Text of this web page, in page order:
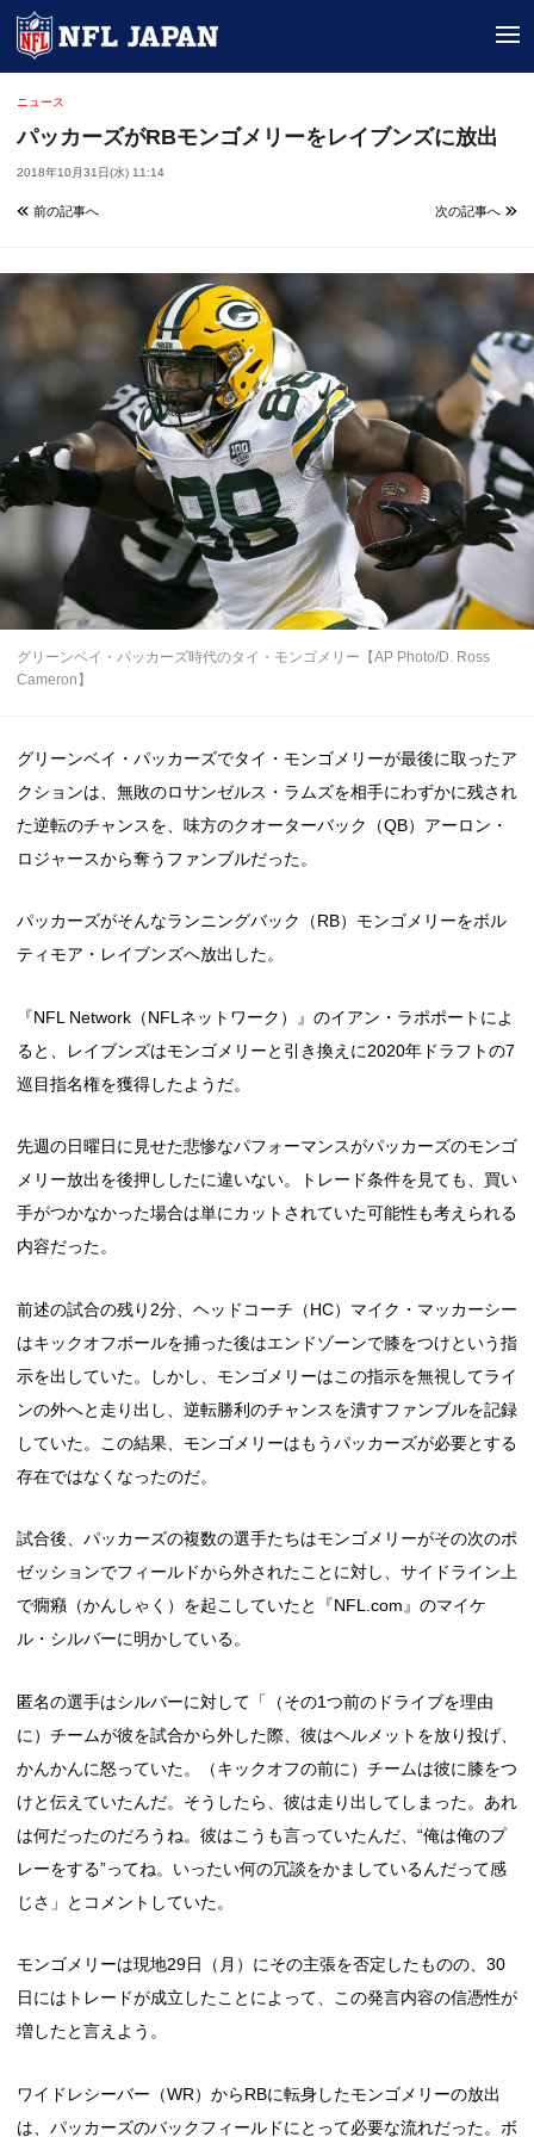
ニュース
パッカーズがRBモンゴメリーをレイブンズに放出
2018年10月31日(水) 11:14
前の記事へ 次の記事へ
グリーンベイ・パッカーズ時代のタイ・モンゴメリー【AP Photo/D. Ross
Cameron】
グリーンベイ・パッカーズでタイ・モンゴメリーが最後に取ったア
クションは、無敗のロサンゼルス・ラムズを相手にわずかに残され
た逆転のチャンスを、味方のクオーターバック（QB）アーロン・
ロジャースから奪うファンブルだった。
パッカーズがそんなランニングバック（RB）モンゴメリーをボル
ティモア・レイブンズへ放出した。
『NFL Network（NFLネットワーク）』のイアン・ラポポートによ
ると、レイブンズはモンゴメリーと引き換えに2020年ドラフトの7
巡目指名権を獲得したようだ。
先週の日曜日に見せた悲惨なパフォーマンスがパッカーズのモンゴ
メリー放出を後押ししたに違いない。トレード条件を見ても、買い
手がつかなかった場合は単にカットされていた可能性も考えられる
内容だった。
前述の試合の残り2分、ヘッドコーチ（HC）マイク・マッカーシー
はキックオフボールを捕った後はエンドゾーンで膝をつけという指
示を出していた。しかし、モンゴメリーはこの指示を無視してライ
ンの外へと走り出し、逆転勝利のチャンスを潰すファンブルを記録
していた。この結果、モンゴメリーはもうパッカーズが必要とする
存在ではなくなったのだ。
試合後、パッカーズの複数の選手たちはモンゴメリーがその次のポ
ゼッションでフィールドから外されたことに対し、サイドライン上
で癇癪（かんしゃく）を起こしていたと『NFL.com』のマイケ
ル・シルバーに明かしている。
匿名の選手はシルバーに対して「（その1つ前のドライブを理由
に）チームが彼を試合から外した際、彼はヘルメットを放り投げ、
かんかんに怒っていた。（キックオフの前に）チームは彼に膝をつ
けと伝えていたんだ。そうしたら、彼は走り出してしまった。あれ
は何だったのだろうね。彼はこうも言っていたんだ、“俺は俺のプ
レーをする”ってね。いったい何の冗談をかましているんだって感
じさ」とコメントしていた。
モンゴメリーは現地29日（月）にその主張を否定したものの、30
日にはトレードが成立したことによって、この発言内容の信憑性が
増したと言えよう。
ワイドレシーバー（WR）からRBに転身したモンゴメリーの放出
は、パッカーズのバックフィールドにとって必要な流れだった。ボ